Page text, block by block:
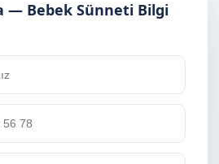
— Bebek Sünneti Bilgi